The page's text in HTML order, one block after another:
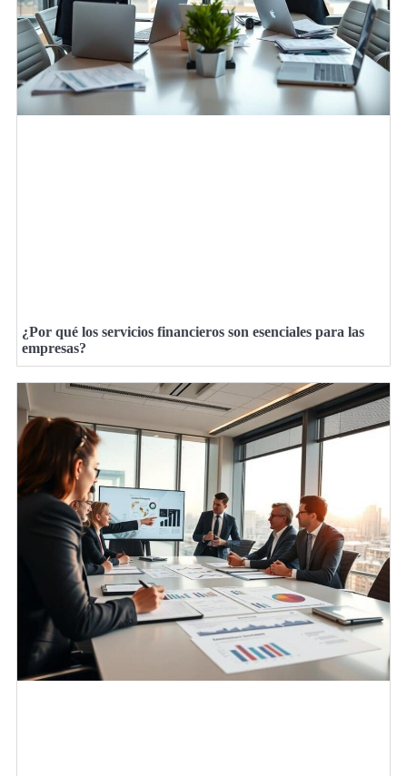
¿Por qué los servicios financieros son esenciales para las
empresas?